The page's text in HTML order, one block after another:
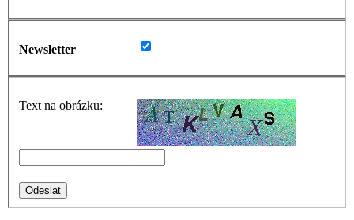
Newsletter
Text na obrázku: